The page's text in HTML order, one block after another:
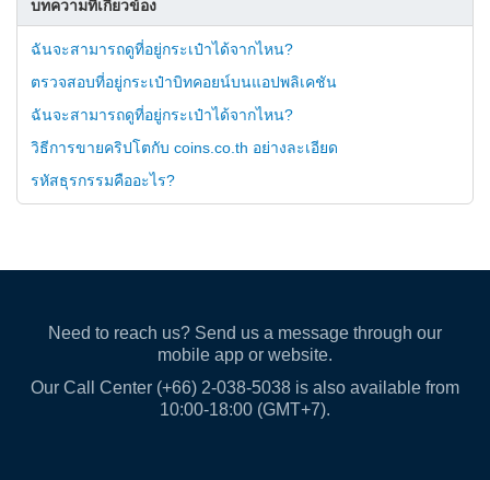
บทความที่เกี่ยวข้อง
ฉันจะสามารถดูที่อยู่กระเป๋าได้จากไหน?
ตรวจสอบที่อยู่กระเป๋าบิทคอยน์บนแอปพลิเคชัน
ฉันจะสามารถดูที่อยู่กระเป๋าได้จากไหน?
วิธีการขายคริปโตกับ coins.co.th อย่างละเอียด
รหัสธุรกรรมคืออะไร?
Need to reach us? Send us a message through our
mobile app or website.
Our Call Center (+66) 2-038-5038 is also available from
10:00-18:00 (GMT+7).